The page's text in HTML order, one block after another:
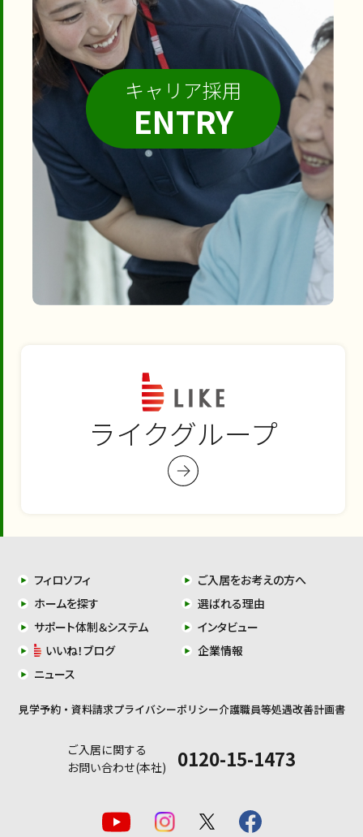
キャリア採用
ENTRY
ライクグループ
フィロソフィ
ご入居をお考えの方へ
ホームを探す
選ばれる理由
サポート体制＆システム
インタビュー
いいね！ブログ
企業情報
ニュース
見学予約・資料請求プライバシーポリシー介護職員等処遇改善計画書
ご入居に関する
お問い合わせ(本社)
0120-15-1473